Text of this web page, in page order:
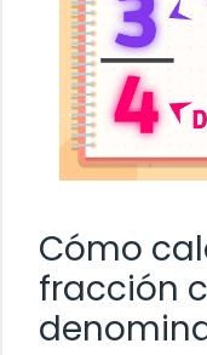
Cómo
fracción